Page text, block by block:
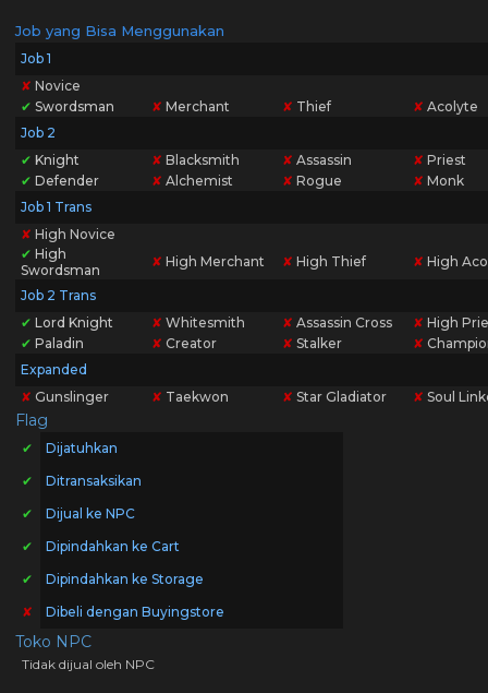
Job yang Bisa Menggunakan
Job 1
✘ Novice
✔ Swordsman ✘ Merchant ✘ Thief ✘ Acolyte
Job 2
✔ Knight ✘ Blacksmith ✘ Assassin ✘ Priest
✔ Defender ✘ Alchemist ✘ Rogue ✘ Monk
Job 1 Trans
✘ High Novice
✔ High
Swordsman
✘ High Merchant ✘ High Thief ✘ High
Job 2 Trans
✔ Lord Knight ✘ Whitesmith ✘ Assassin Cross ✘ High
✔ Paladin ✘ Creator ✘ Stalker ✘
Expanded
✘ Gunslinger ✘ Taekwon ✘ Star Gladiator ✘ Soul
Flag
✔
Dijatuhkan
✔
Ditransaksikan
✔
Dijual ke NPC
✔
Dipindahkan ke Cart
✔
Dipindahkan ke Storage
✘
Dibeli dengan Buyingstore
Toko NPC
Tidak dijual oleh NPC